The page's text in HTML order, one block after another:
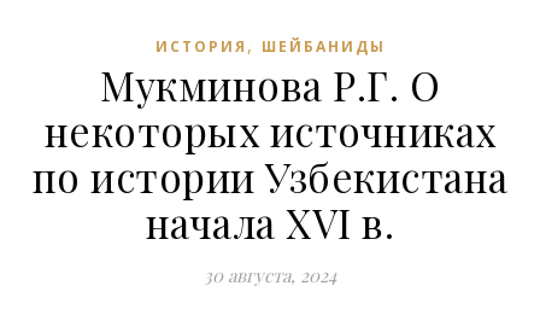
ИСТОРИЯ , ШЕЙБАНИДЫ
Мукминова Р.Г. О
некоторых источниках
по истории Узбекистана
начала XVI в.
30 августа, 2024